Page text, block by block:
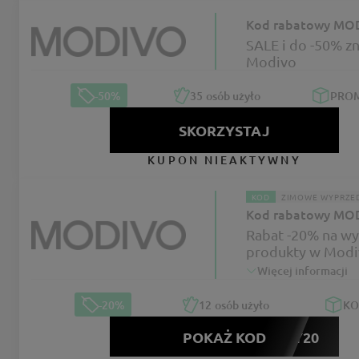
Kod rabatowy
SALE i do -50%
Modivo
-50% 35 osób użyło
SKORZYSTAJ
KUPON NIEAKTYWNY
KOD ZIMOWE
Kod rabatowy
Rabat -20% na
produkty w
Więcej informacji
-20% 12 osób użyło
POKAŻ KODPARTY20